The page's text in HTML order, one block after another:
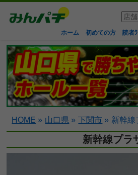
ホーム 初めての方 読者ﾗ
HOME » 山口県 » 下関市 » 新幹線
新幹線プラ